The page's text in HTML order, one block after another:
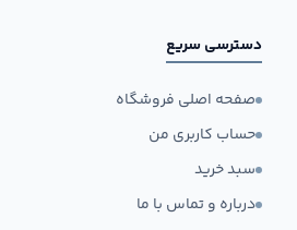
دسترسی سریع
صفحه اصلی فروشگاه
حساب کاربری من
سبد خرید
درباره و تماس با ما